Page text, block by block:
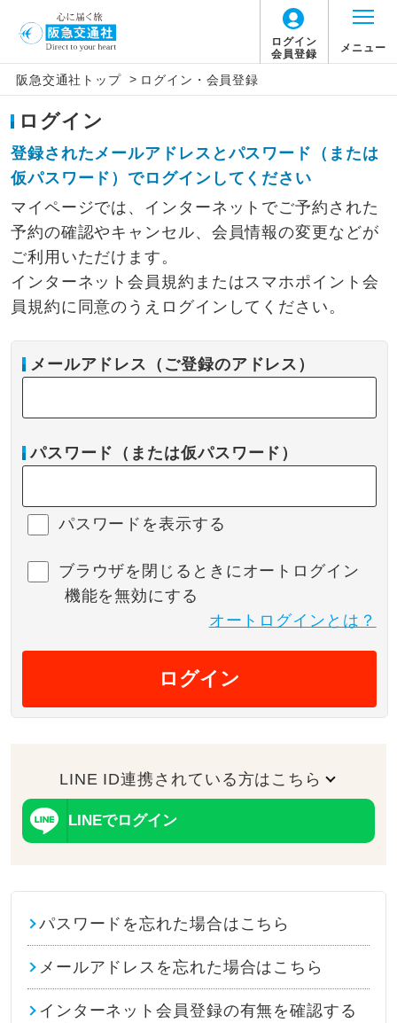
ログイン
会員登録
メニュー
阪急交通社トップ > ログイン・会員登録
ログイン
登録されたメールアドレスとパスワード（または
仮パスワード）でログインしてください
マイページでは、インターネットでご予約された
予約の確認やキャンセル、会員情報の変更などが
ご利用いただけます。
インターネット会員規約またはスマホポイント会
員規約に同意のうえログインしてください。
メールアドレス（ご登録のアドレス）
パスワード（または仮パスワード）
パスワードを表示する
ブラウザを閉じるときにオートログイン
機能を無効にする
オートログインとは？
ログイン
LINE ID連携されている方はこちら
LINEでログイン
パスワードを忘れた場合はこちら
メールアドレスを忘れた場合はこちら
インターネット会員登録の有無を確認する